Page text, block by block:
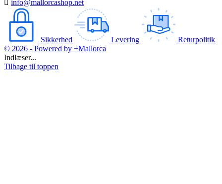
 info@mallorcashop.net
Sikkerhed Levering
Returpolitik
© 2026 - Powered by +Mallorca
Indlæser...
Tilbage til toppen